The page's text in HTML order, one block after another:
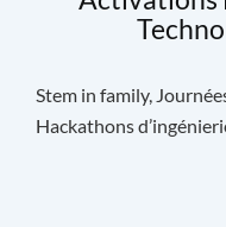
Stem in family,
Hackathons